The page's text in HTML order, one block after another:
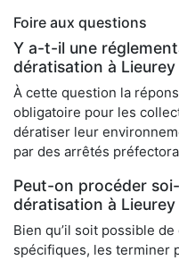
Foire aux questions
Y a-t-il une
dératisation à Lieurey
À cette question la
obligatoire pour les
dératiser leur
par des arrêtés
Peut-on procéder
dératisation à Lieurey
Bien qu’il soit possible
spécifiques, les terminer